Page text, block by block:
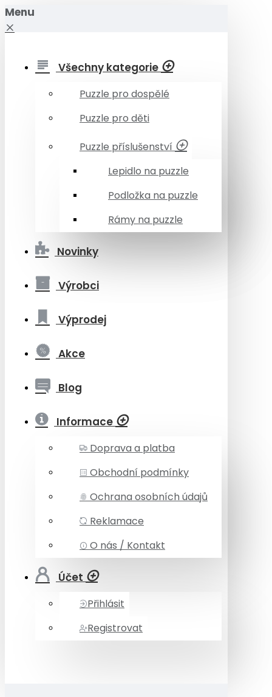
Menu
Všechny kategorie
Puzzle pro dospělé
Puzzle pro děti
Puzzle příslušenství
Lepidlo na puzzle
Podložka na puzzle
Rámy na puzzle
Novinky
Výrobci
Výprodej
Akce
Blog
Informace
Doprava a platba
Obchodní podmínky
Ochrana osobních údajů
Reklamace
O nás / Kontakt
Účet
Přihlásit
Registrovat